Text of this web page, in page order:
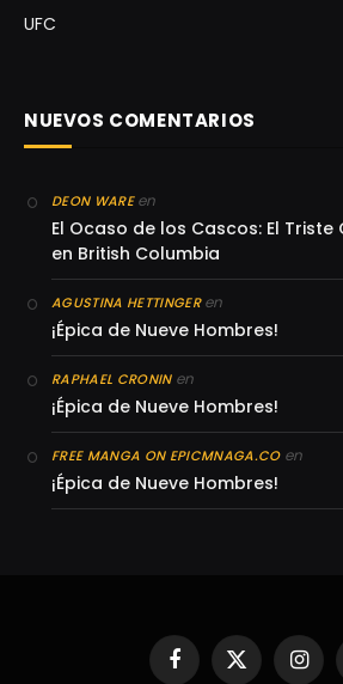
UFC
NUEVOS COMENTARIOS
DEON WAREen
El Ocaso de los Cascos: El
en British Columbia
AGUSTINA HETTINGERen
¡Épica de Nueve Hombres!
RAPHAEL CRONINen
¡Épica de Nueve Hombres!
FREE MANGA ON EPICMNAGA.COen
¡Épica de Nueve Hombres!
Facebook
X